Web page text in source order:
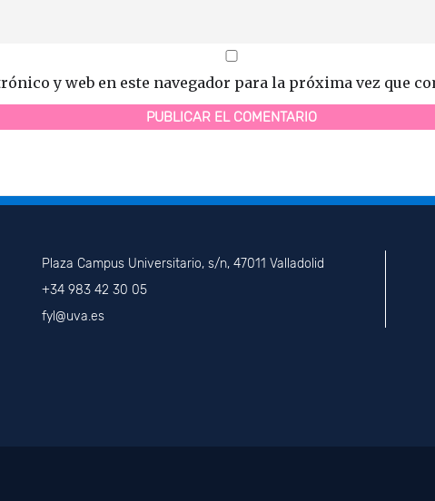
y web en este navegador para la próxima vez que
Plaza Campus Universitario, s/n, 47011 Valladolid
+34 983 42 30 05
fyl@uva.es